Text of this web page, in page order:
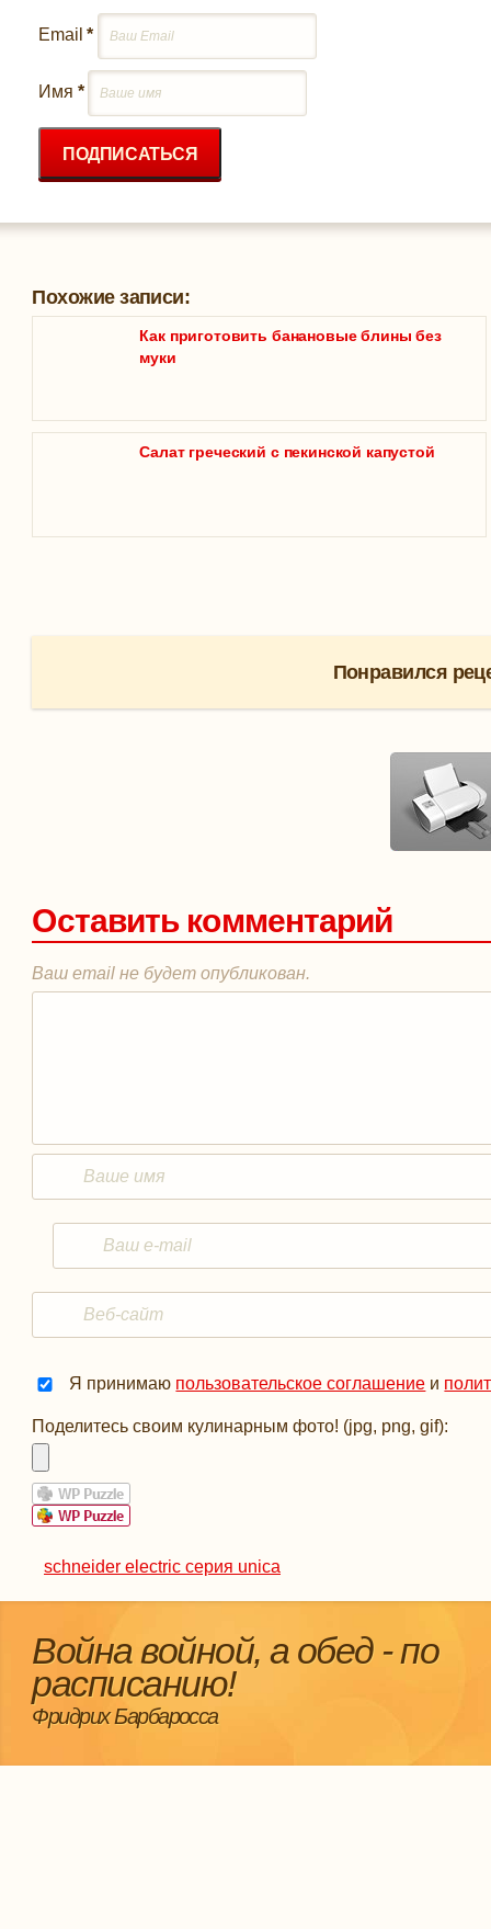
Email *
Имя *
ПОДПИСАТЬСЯ
Похожие записи:
Как приготовить банановые блины без
муки
Салат греческий с пекинской капустой
Понравился
Оставить комментарий
Ваш email не будет опубликован.
Я принимаю пользовательское соглашение и
Поделитесь своим кулинарным фото! (jpg, png, gif):
schneider electric серия unica
Война войной, а обед - по
расписанию!
Фридрих Барбаросса